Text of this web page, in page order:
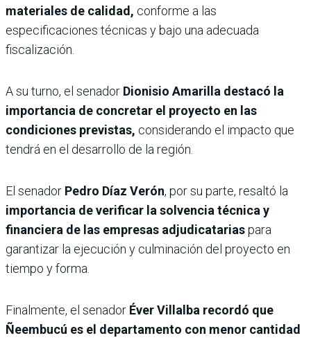
materiales de calidad, conforme a las
especificaciones técnicas y bajo una adecuada
fiscalización.
A su turno, el senador Dionisio Amarilla destacó la
importancia de concretar el proyecto en las
condiciones previstas, considerando el impacto que
tendrá en el desarrollo de la región.
El senador Pedro Díaz Verón, por su parte, resaltó la
importancia de verificar la solvencia técnica y
financiera de las empresas adjudicatariaspara
garantizar la ejecución y culminación del proyecto en
tiempo y forma.
Finalmente, el senador Éver Villalba recordó que
Ñeembucú es el departamento con menor cantidad